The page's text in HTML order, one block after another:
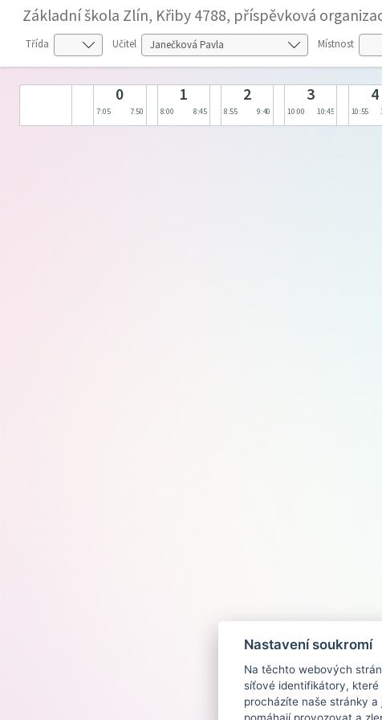
Základní škola Zlín, Křiby 4788, příspěvková
Třída Učitel Místnost
0
7:05 7:50
1
8:00 8:45
2
8:55 9:40
3
10:00 10:45
4
10:55
Nastavení soukromí
Na těchto webových
síťové identifikátory, které
procházíte naše stránky